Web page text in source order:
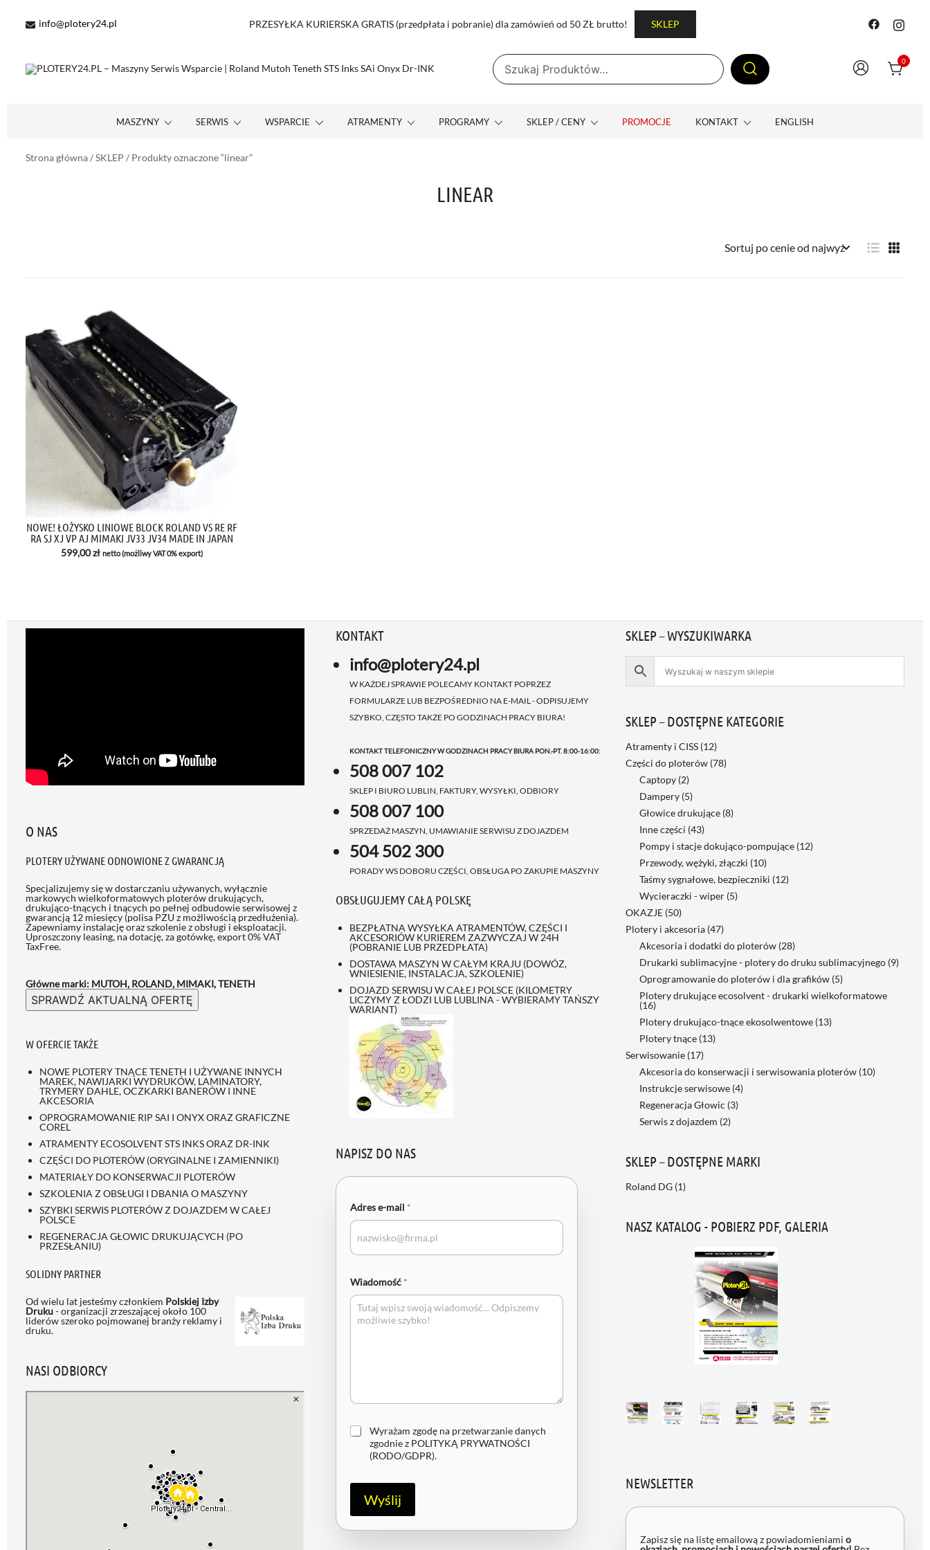
treści
info@plotery24.pl PRZESYŁKA KURIERSKA GRATIS (przedpłata i pobranie) dla zamówień od 50 ZŁ brutto! SKLEP
PLOTERY24.PL – MASZYNY SERWIS WSPARCIE | ROLAND MUTOH TENETH STS INKS SAI ONYX DR-INK
Szukaj: 0
MASZYNY SERWIS WSPARCIE ATRAMENTY PROGRAMY SKLEP / CENY PROMOCJE KONTAKT ENGLISH
Strona główna/SKLEP / Produkty oznaczone “linear”
LINEAR
NOWE! ŁOŻYSKO LINIOWE BLOCK ROLAND VS RE RF
RA SJ XJ VP AJ MIMAKI JV33 JV34 MADE IN JAPAN
599,00zł netto (możliwy VAT 0% export)
O NAS
PLOTERY UŻYWANE ODNOWIONE Z GWARANCJĄ
Specjalizujemy się w dostarczaniu używanych, wyłącznie
markowych wielkoformatowych ploterów drukujących,
drukująco-tnących i tnących po pełnej odbudowie serwisowej z
gwarancją 12 miesięcy (polisa PZU z możliwością przedłużenia).
Zapewniamy instalację oraz szkolenie z obsługi i eksploatacji.
Uproszczony leasing, na dotację, za gotówkę, export 0% VAT
TaxFree.
Główne marki: MUTOH, ROLAND, MIMAKI, TENETH
SPRAWDŹ AKTUALNĄ OFERTĘ
W OFERCIE TAKŻE
NOWE PLOTERY TNĄCE TENETH I UŻYWANE INNYCH
MAREK, NAWIJARKI WYDRUKÓW, LAMINATORY,
TRYMERY DAHLE, OCZKARKI BANERÓW I INNE
AKCESORIA
OPROGRAMOWANIE RIP SAI I ONYX ORAZ GRAFICZNE
COREL
ATRAMENTY ECOSOLVENT STS INKS ORAZ DR-INK
CZĘŚCI DO PLOTERÓW (ORYGINALNE I ZAMIENNIKI)
MATERIAŁY DO KONSERWACJI PLOTERÓW
SZKOLENIA Z OBSŁUGI I DBANIA O MASZYNY
SZYBKI SERWIS PLOTERÓW Z DOJAZDEM W CAŁEJ
POLSCE
REGENERACJA GŁOWIC DRUKUJĄCYCH (PO
PRZESŁANIU)
SOLIDNY PARTNER
Od wielu lat jesteśmy członkiem Polskiej Izby
Druku- organizacji zrzeszającej około 100
liderów szeroko pojmowanej branży reklamy i
druku.
NASI ODBIORCY
KONTAKT
info@plotery24.pl
W KAŻDEJ SPRAWIE POLECAMY KONTAKT POPRZEZ
FORMULARZE LUB BEZPOŚREDNIO NA E-MAIL - ODPISUJEMY
SZYBKO, CZĘSTO TAKŻE PO GODZINACH PRACY BIURA!
KONTAKT TELEFONICZNY W GODZINACH PRACY BIURA PON.-PT. 8:00-16:00:
508 007 102
SKLEP I BIURO LUBLIN, FAKTURY, WYSYŁKI, ODBIORY
508 007 100
SPRZEDAŻ MASZYN, UMAWIANIE SERWISU Z DOJAZDEM
504 502 300
PORADY WS DOBORU CZĘŚCI, OBSŁUGA PO ZAKUPIE MASZYNY
OBSŁUGUJEMY CAŁĄ POLSKĘ
BEZPŁATNA WYSYŁKA ATRAMENTÓW, CZĘŚCI I
AKCESORIÓW KURIEREM ZAZWYCZAJ W 24H
(POBRANIE LUB PRZEDPŁATA)
DOSTAWA MASZYN W CAŁYM KRAJU (DOWÓZ,
WNIESIENIE, INSTALACJA, SZKOLENIE)
DOJAZD SERWISU W CAŁEJ POLSCE (KILOMETRY
LICZYMY Z ŁODZI LUB LUBLINA - WYBIERAMY TAŃSZY
WARIANT)
NAPISZ DO NAS
Adres e-mail *
Wiadomość *
Z
D
Wyrażam zgodę na przetwarzanie danych
zgodnie z POLITYKĄ PRYWATNOŚCI
(RODO/GDPR).
Wyślij
SKLEP – WYSZUKIWARKA
SKLEP – DOSTĘPNE KATEGORIE
Atramenty i CISS (12)
Części do ploterów (78)
Captopy (2)
Dampery (5)
Głowice drukujące (8)
Inne części (43)
Pompy i stacje dokująco-pompujące (12)
Przewody, wężyki, złączki (10)
Taśmy sygnałowe, bezpieczniki (12)
Wycieraczki - wiper (5)
OKAZJE (50)
Plotery i akcesoria (47)
Akcesoria i dodatki do ploterów (28)
Drukarki sublimacyjne - plotery do druku sublimacyjnego (9)
Oprogramowanie do ploterów i dla grafików (5)
Plotery drukujące ecosolvent - drukarki wielkoformatowe
(16)
Plotery drukująco-tnące ekosolwentowe (13)
Plotery tnące (13)
Serwisowanie (17)
Akcesoria do konserwacji i serwisowania ploterów (10)
Instrukcje serwisowe (4)
Regeneracja Głowic (3)
Serwis z dojazdem (2)
SKLEP – DOSTĘPNE MARKI
Roland DG (1)
NASZ KATALOG - POBIERZ PDF, GALERIA
NEWSLETTER
Zapisz się na listę emailową z powiadomieniami o